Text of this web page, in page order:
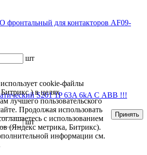
фронтальный для контакторов AF09-
шт
S201 1P 63A 6kA С ABB !!!
шт
cookie-файлы
) в целях
лучшего пользовательского
Продолжая использовать
с использованием
(Яндекс метрика, Битрикс).
информации см.
Принять